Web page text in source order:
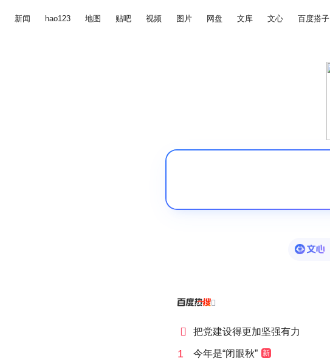
新闻 hao123 地图 贴吧 视频 图片 网盘 文库 文心 百度搭子

 把党建设得更加坚强有力
1 今年是“闭眼秋” 新